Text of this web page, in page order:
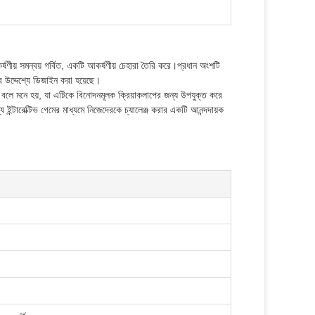
সমন্বয় গর্বিত, একটি আকর্ষণীয় চেহারা তৈরি করে।প্রধান অংশটি
ডিজাইন করা হয়েছে।
মনে হয়, যা এটিকে বিনোদনমূলক ক্রিয়াকলাপের জন্য উপযুক্ত করে
গেমের মাধ্যমে নিজেদেরকে চ্যালেঞ্জ করার একটি আনন্দদায়ক